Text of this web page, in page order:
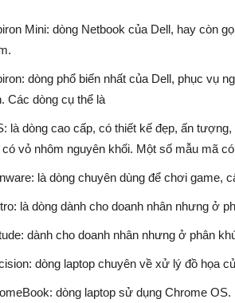
Mini: dòng Netbook của Dell, hay còn
dòng phổ biến nhất của Dell, phục vụ
Các dòng cụ thể là
là dòng cao cấp, có thiết kế đẹp, ấn
vỏ nhôm nguyên khối. Một số mẫu mã
là dòng chuyên dùng để chơi game,
là dòng dành cho doanh nhân nhưng ở
dành cho doanh nhân nhưng ở phân
dòng laptop chuyên về xử lý đồ họa
dòng laptop sử dụng Chrome OS.